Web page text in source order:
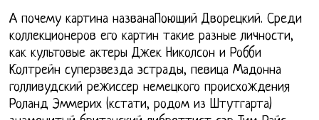
А почему картина названаПоющий Дворецкий. Среди
коллекционеров его картин такие разные личности,
как культовые актеры Джек Николсон и Робби
Колтрейн суперзвезда эстрады, певица Мадонна
голливудский режиссер немецкого происхождения
Роланд Эммерих (кстати, родом из Штутгарта)